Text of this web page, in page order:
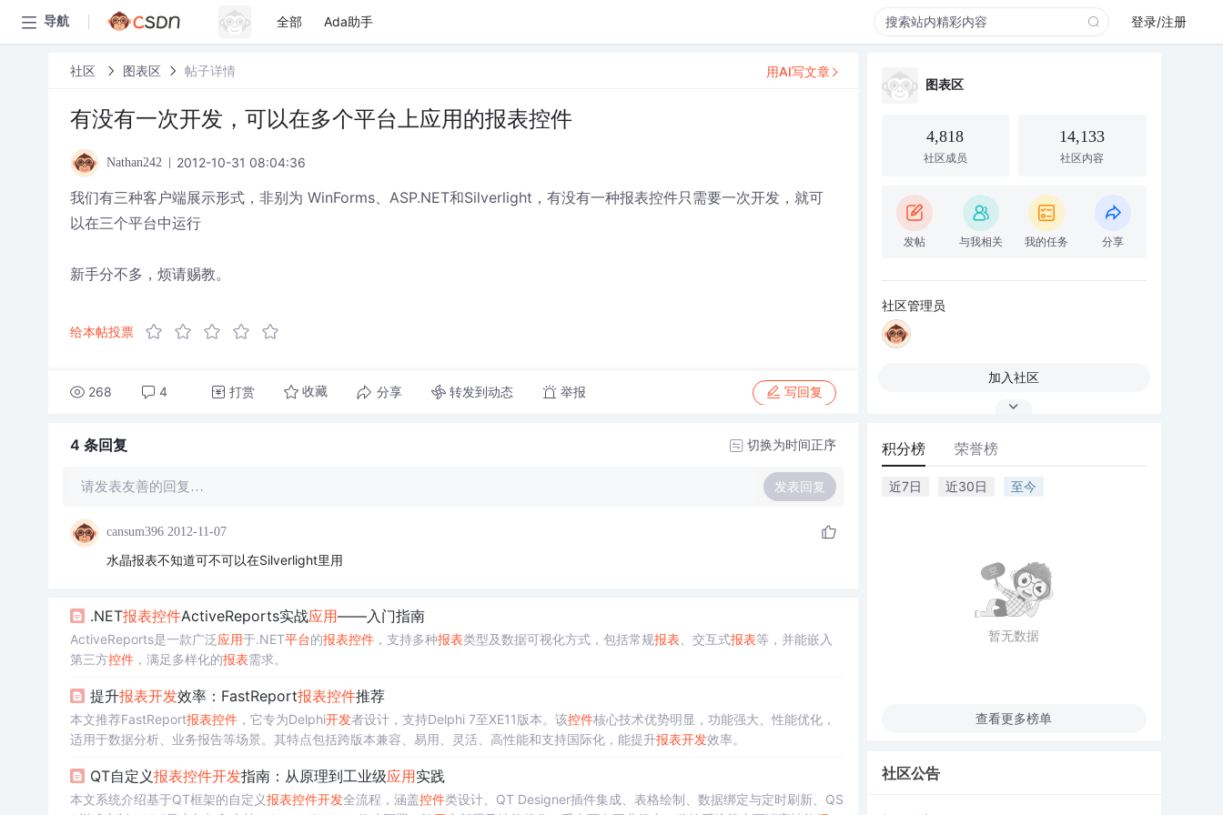
导航 全部 Ada助手 登录/注册
社区 图表区 帖子详情
有没有一次开发，可以在多个平台上应用的报表控件
Nathan242 2012-10-31 08:04:36
我们有三种客户端展示形式，非别为 WinForms、ASP.NET和Silverlight，有没有一种报表控件只需要一次开发，就可
以在三个平台中运行
新手分不多，烦请赐教。
给本帖投票
268 4 打赏 收藏 分享 转发到动态 举报 写回复
用AI写文章
4 条回复 切换为时间正序
请发表友善的回复… 发表回复
cansum396 2012-11-07
水晶报表不知道可不可以在Silverlight里用
.NET报表控件ActiveReports实战应用——入门指南
ActiveReports是一款广泛应用于.NET平台的报表控件，支持多种报表类型及数据可视化方式，包括常规报表 、交互式报表等，并能嵌入
第三方控件，满足多样化的报表需求。
提升报表开发效率：FastReport报表控件推荐
本文推荐FastReport报表控件，它专为Delphi开发者设计，支持Delphi 7至XE11版本。该控件核心技术优势明显，功能强大、性能优化，
适用于数据分析、业务报告等场景。其特点包括跨版本兼容、易用、灵活、高性能和支持国际化，能提升报表开发效率。
QT自定义报表控件开发指南：从原理到工业级应用实践
本文系统介绍基于QT框架的自定义报表控件开发全流程，涵盖控件类设计、QT Designer插件集成、表格绘制、数据绑定与定时刷新、QS
图表区
4,818
社区成员
14,133
社区内容
发帖 与我相关 我的任务 分享
社区管理员
加入社区
积分榜 荣誉榜
近7日 近30日 至今
暂无数据
查看更多榜单
社区公告